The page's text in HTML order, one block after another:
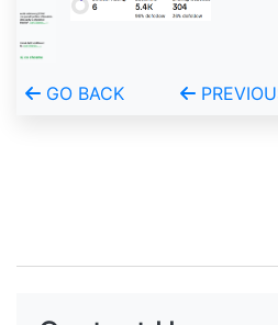
GO BACK